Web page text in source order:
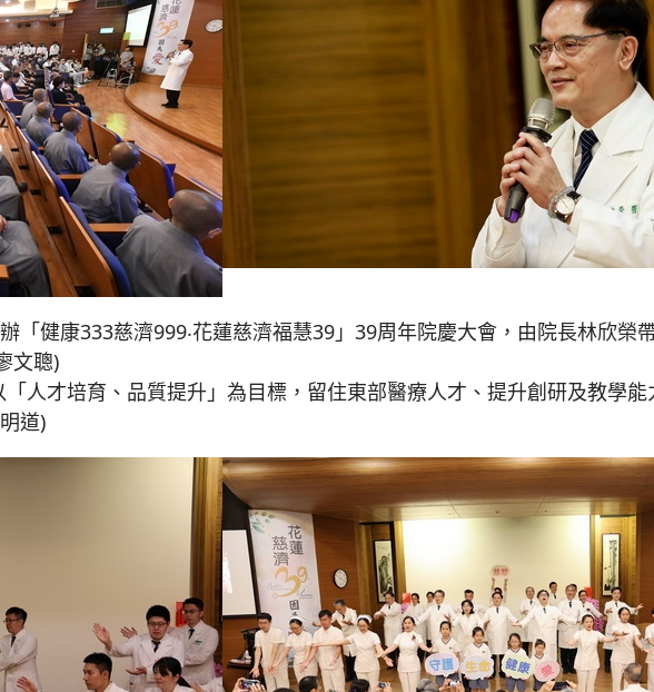
「健康333慈濟999‧花蓮慈濟福慧39」39周年院慶大會，由院長林欣榮
文聰)
人才培育、品質提升」為目標，留住東部醫療人才、提升創研及教學
道)